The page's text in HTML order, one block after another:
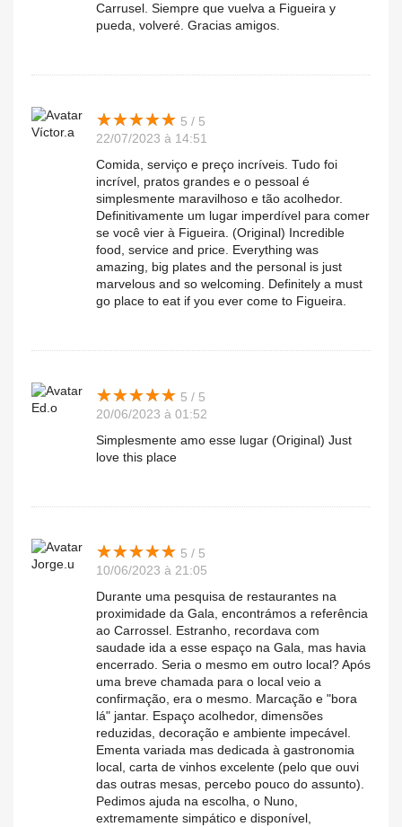
Carrusel. Siempre que vuelva a Figueira y
pueda, volveré. Gracias amigos.
Víctor.a
★★★★★
★★★★★ 5 / 5
22/07/2023 à 14:51
Comida, serviço e preço incríveis. Tudo foi
incrível, pratos grandes e o pessoal é
simplesmente maravilhoso e tão acolhedor.
Definitivamente um lugar imperdível para comer
se você vier à Figueira. (Original) Incredible
food, service and price. Everything was
amazing, big plates and the personal is just
marvelous and so welcoming. Definitely a must
go place to eat if you ever come to Figueira.
Ed.o
★★★★★
★★★★★ 5 / 5
20/06/2023 à 01:52
Simplesmente amo esse lugar (Original) Just
love this place
Jorge.u
★★★★★
★★★★★ 5 / 5
10/06/2023 à 21:05
Durante uma pesquisa de restaurantes na
proximidade da Gala, encontrámos a referência
ao Carrossel. Estranho, recordava com
saudade ida a esse espaço na Gala, mas havia
encerrado. Seria o mesmo em outro local? Após
uma breve chamada para o local veio a
confirmação, era o mesmo. Marcação e "bora
lá" jantar. Espaço acolhedor, dimensões
reduzidas, decoração e ambiente impecável.
Ementa variada mas dedicada à gastronomia
local, carta de vinhos excelente (pelo que ouvi
das outras mesas, percebo pouco do assunto).
Pedimos ajuda na escolha, o Nuno,
extremamente simpático e disponível,